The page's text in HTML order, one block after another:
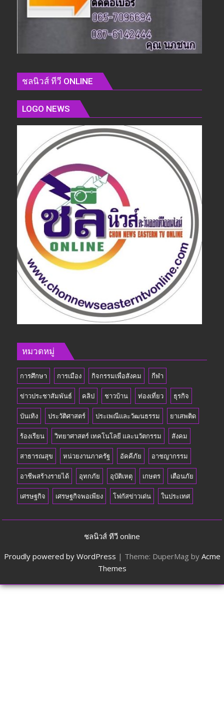
ชลนิวส์ ทีวี ONLINE
LOGO NEWS
หมวดหมู่
การศึกษา การเมือง กิจกรรมเพื่อสังคม กีฬา
ข่าวประชาสัมพันธ์ คลิป ชาวบ้าน ท่องเที่ยว ธุรกิจ
บันเทิง ประวัติศาสตร์ ประเพณีและวัฒนธรรม ยาเสพติด
ร้องเรียน วิทยาศาสตร์ เทคโนโลยี และนวัตกรรม สังคม
สาธารณสุข หน่วยงานภาครัฐ อัคคีภัย อาชญากรรม
อาชีพสร้างรายได้ อุทกภัย อุบัติเหตุ เกษตร เตือนภัย
เศรษฐกิจ เศรษฐกิจพอเพียง โฟกัสข่าวเด่น ในประเทศ
ชลนิวส์ ทีวี online
Proudly powered by WordPress | Theme: DuperMag by Acme
Themes